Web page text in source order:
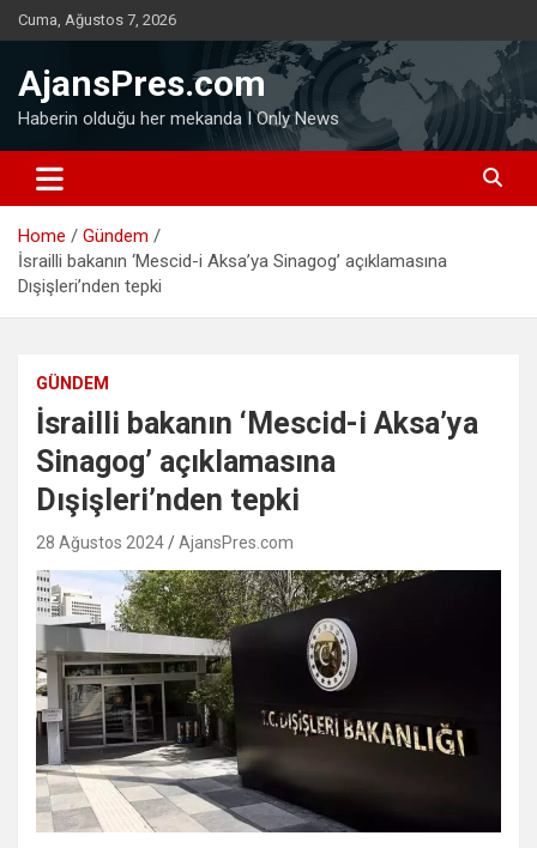
Skip
to
Cuma, Ağustos 7, 2026
AjansPres.com
Haberin olduğu her mekanda I Only News
Home
Gündem
İsrailli bakanın ‘Mescid-i Aksa’ya Sinagog’ açıklamasına
Dışişleri’nden tepki
GÜNDEM
İsrailli bakanın ‘Mescid-i Aksa’ya
Sinagog’ açıklamasına
Dışişleri’nden tepki
28 Ağustos 2024 AjansPres.com